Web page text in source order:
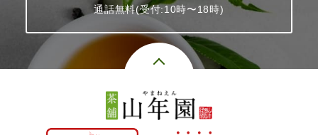
通話無料(受付:10時〜18時)